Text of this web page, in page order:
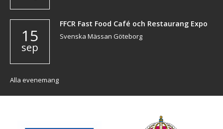
15
sep
FFCR Fast Food Café och Restaurang Expo
Svenska Mässan Göteborg
Alla evenemang